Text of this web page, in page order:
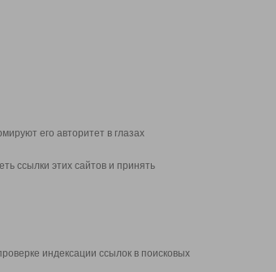
его авторитет в глазах
ссылки этих сайтов и принять
индексации ссылок в поисковых